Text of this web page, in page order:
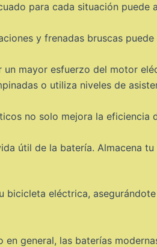
para cada situación puede
y frenadas bruscas
un mayor esfuerzo del motor
o utiliza niveles de
no solo mejora la eficiencia
útil de la batería. Almacena
bicicleta eléctrica,
general, las baterías